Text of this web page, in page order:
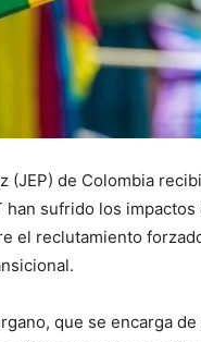
(JEP) de Colombia
han sufrido los
el reclutamiento
que se encarga